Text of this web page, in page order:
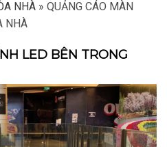
NHÀ » QUẢNG CÁO MÀN
NHÀ
LED BÊN TRONG